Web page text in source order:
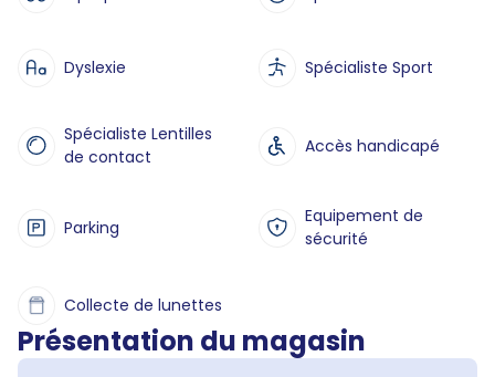
Dyslexie Spécialiste Sport
Spécialiste Lentilles
de contact
Accès handicapé
Parking
Equipement de
sécurité
Collecte de lunettes
Présentation du magasin